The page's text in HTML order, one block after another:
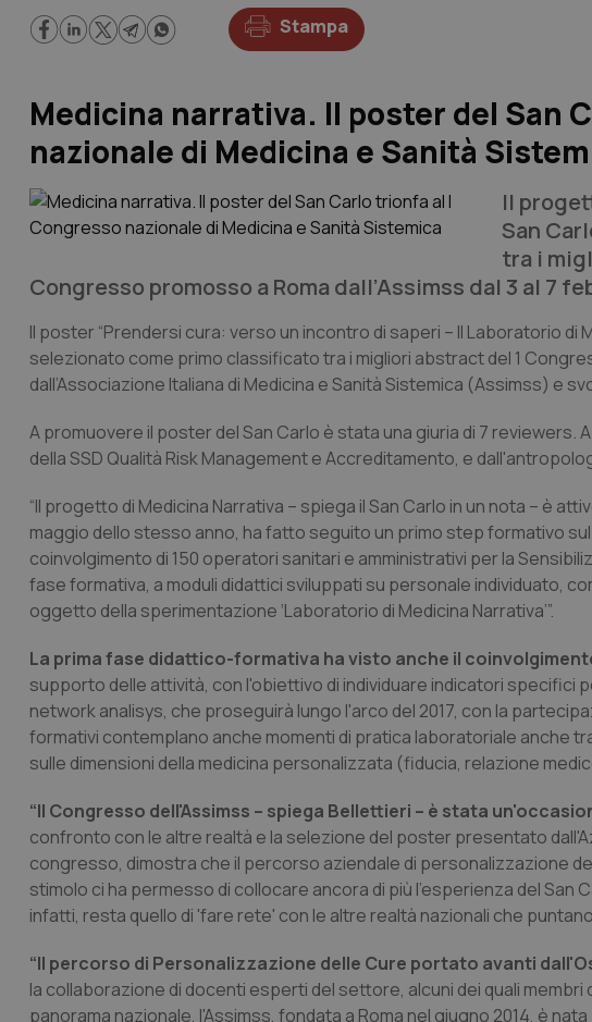
Stampa
Medicina narrativa. Il poster del San
nazionale di Medicina e Sanità
Il
San
tra i
Congresso promosso a Roma dall’Assimss dal 3 al 7
Il poster “Prendersi cura: verso un incontro di saperi – Il Laboratorio di
selezionato come primo classificato tra i migliori abstract del 1
dall’Associazione Italiana di Medicina e Sanità Sistemica (Assimss) e
A promuovere il poster del San Carlo è stata una giuria di 7 reviewers.
della SSD Qualità Risk Management e Accreditamento, e
“Il progetto di Medicina Narrativa – spiega il San Carlo in un nota – è
maggio dello stesso anno, ha fatto seguito un primo step formativo
coinvolgimento di 150 operatori sanitari e amministrativi per la
fase formativa, a moduli didattici sviluppati su personale individuato,
oggetto della sperimentazione ‘Laboratorio di Medicina Narrativa’”.
La prima fase didattico-formativa ha visto anche il
supporto delle attività, con l'obiettivo di individuare indicatori specifici
network analisys, che proseguirà lungo l'arco del 2017, con la
formativi contemplano anche momenti di pratica laboratoriale
sulle dimensioni della medicina personalizzata (fiducia, relazione
“Il Congresso dell'Assimss – spiega Bellettieri – è stata
confronto con le altre realtà e la selezione del poster presentato
congresso, dimostra che il percorso aziendale di personalizzazione
stimolo ci ha permesso di collocare ancora di più l'esperienza del San
infatti, resta quello di 'fare rete' con le altre realtà nazionali che
“Il percorso di Personalizzazione delle Cure portato avanti
la collaborazione di docenti esperti del settore, alcuni dei quali membri
panorama nazionale, l'Assimss, fondata a Roma nel giugno 2014, è